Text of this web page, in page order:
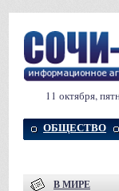
11 октября,
ОБЩЕСТВО
В МИРЕ